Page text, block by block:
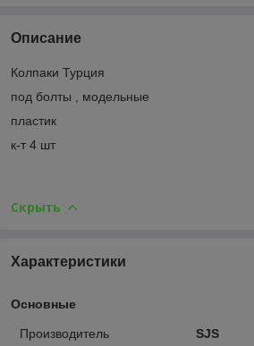
Описание
Колпаки Турция
под болты , модельные
пластик
к-т 4 шт
Скрыть
Характеристики
Основные
Производитель
SJS